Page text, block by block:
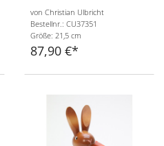
von Christian Ulbricht
Bestellnr.: CU37351
Größe: 21,5 cm
87,90 €